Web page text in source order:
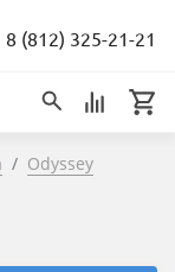
8 (812) 325-21-21
Odyssey